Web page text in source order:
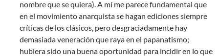
nombre que se quiera). A mí me parece fundamental que
en el movimiento anarquista se hagan ediciones siempre
críticas de los clásicos, pero desgraciadamente hay
demasiada veneración que raya en el papanatismo;
hubiera sido una buena oportunidad para incidir en lo que